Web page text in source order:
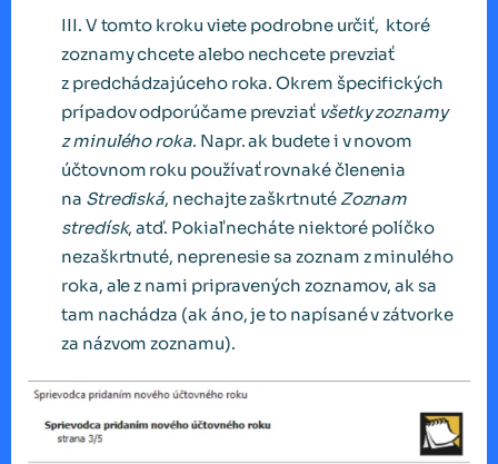
III. V tomto kroku viete podrobne určiť, ktoré
zoznamy chcete alebo nechcete prevziať
z predchádzajúceho roka. Okrem špecifických
prípadov odporúčame prevziať všetky zoznamy
z minulého roka. Napr. ak budete i v novom
účtovnom roku používať rovnaké členenia
na Strediská, nechajte zaškrtnuté Zoznam
stredísk, atď. Pokiaľ necháte niektoré políčko
nezaškrtnuté, neprenesie sa zoznam z minulého
roka, ale z nami pripravených zoznamov, ak sa
tam nachádza (ak áno, je to napísané v zátvorke
za názvom zoznamu).